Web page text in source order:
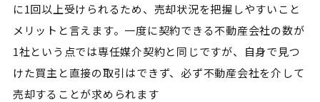
に1回以上受けられるため、売却状況を把握しやすいこと
メリットと言えます。一度に契約できる不動産会社の数が
1社という点では専任媒介契約と同じですが、自身で見つ
けた買主と直接の取引はできず、必ず不動産会社を介して
売却することが求められます